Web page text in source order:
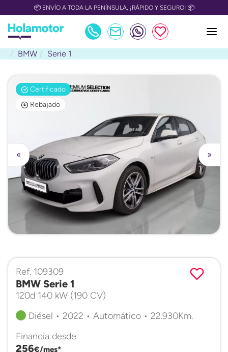
📦 ENVÍO A TODA LA PENÍNSULA, ¡RÁPIDO Y SEGURO! 📦
BMW Serie 1
Certificado
Rebajado
»
«
Ref. 109309
BMW Serie 1
120d 140 kW (190 CV)
Diésel • 2022 • Automático • 22.930Km.
Financia desde
256€/mes*